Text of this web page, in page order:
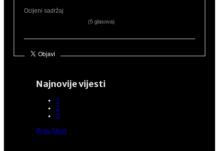
Ocijeni sadržaj
(5 glasova)
Najnovije vijesti
1
2
3
Prev Next